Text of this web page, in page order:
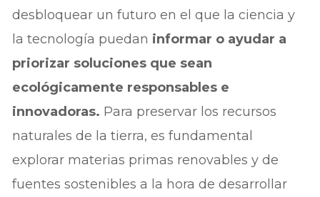
desbloquear un futuro en el que la ciencia y
la tecnología puedan informar o ayudar a
priorizar soluciones que sean
ecológicamente responsables e
innovadoras. Para preservar los recursos
naturales de la tierra, es fundamental
explorar materias primas renovables y de
fuentes sostenibles a la hora de desarrollar